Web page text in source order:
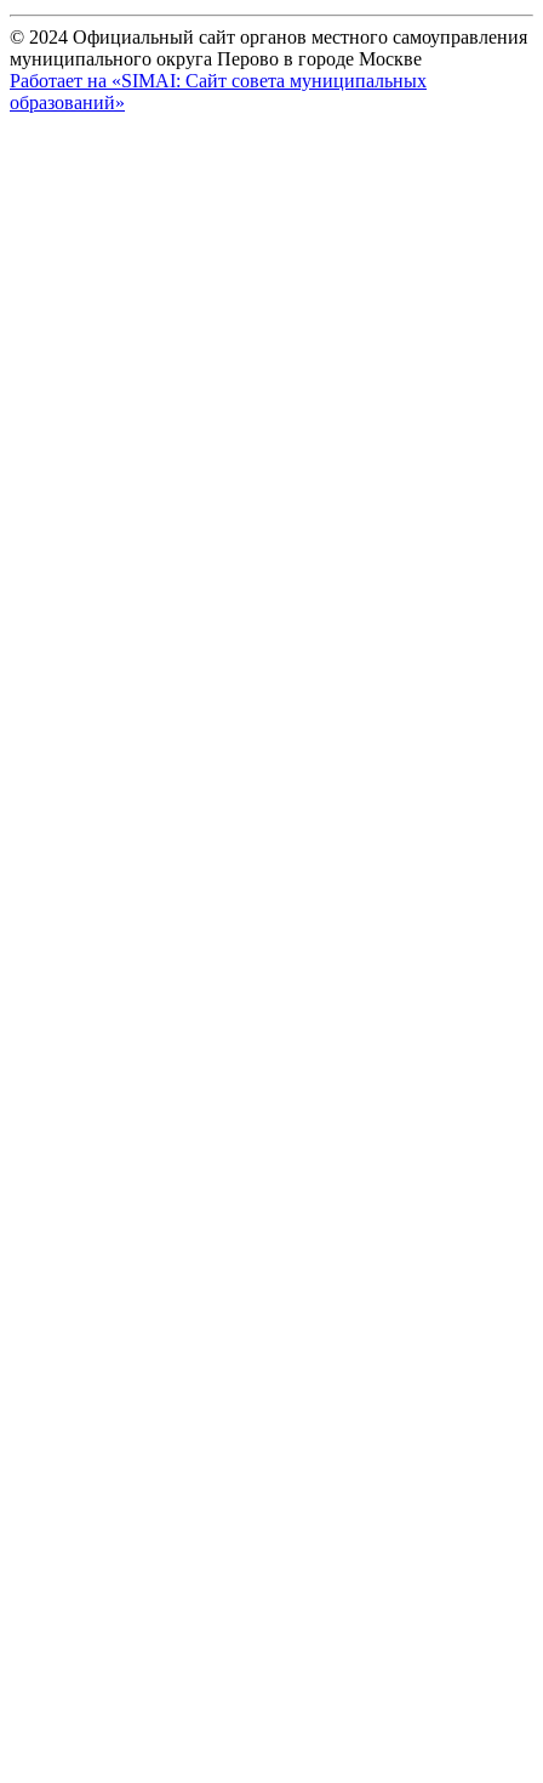
© 2024 Официальный сайт органов местного самоуправления
муниципального округа Перово в городе Москве
Работает на «SIMAI: Сайт совета муниципальных
образований»